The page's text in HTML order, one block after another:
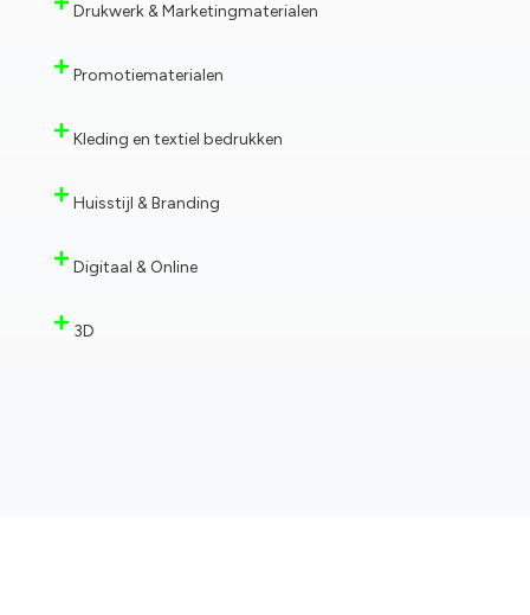
Drukwerk & Marketingmaterialen
Promotiematerialen
Kleding en textiel bedrukken
Huisstijl & Branding
Digitaal & Online
3D